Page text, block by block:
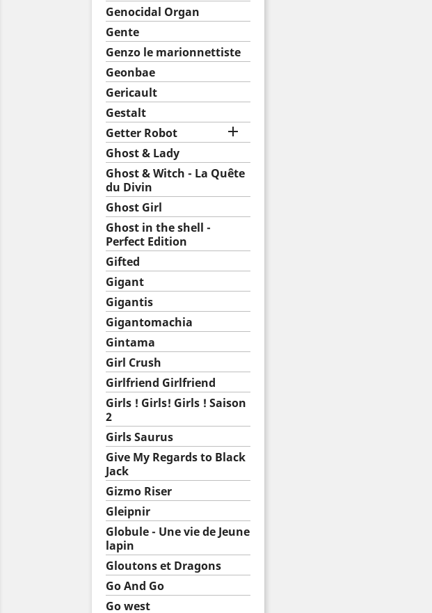
Genocidal Organ
Gente
Genzo le marionnettiste
Geonbae
Gericault
Gestalt
Getter Robot

Ghost & Lady
Ghost & Witch - La Quête
du Divin
Ghost Girl
Ghost in the shell -
Perfect Edition
Gifted
Gigant
Gigantis
Gigantomachia
Gintama
Girl Crush
Girlfriend Girlfriend
Girls ! Girls! Girls ! Saison
2
Girls Saurus
Give My Regards to Black
Jack
Gizmo Riser
Gleipnir
Globule - Une vie de Jeune
lapin
Gloutons et Dragons
Go And Go
Go west